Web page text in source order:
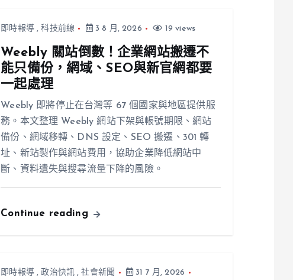
即時報導,科技前線 3 8 月, 2026 19 views
Weebly 關站倒數！企業網站搬遷不
能只備份，網域、SEO與新官網都要
一起處理
Weebly 即將停止在台灣等 67 個國家與地區提供服
務。本文整理 Weebly 網站下架與帳號期限、網站
備份、網域移轉、DNS 設定、SEO 搬遷、301 轉
址、新站製作與網站費用，協助企業降低網站中
斷、資料遺失與搜尋流量下降的風險。
Continue reading
即時報導,政治快訊,社會新聞
31 7 月, 2026